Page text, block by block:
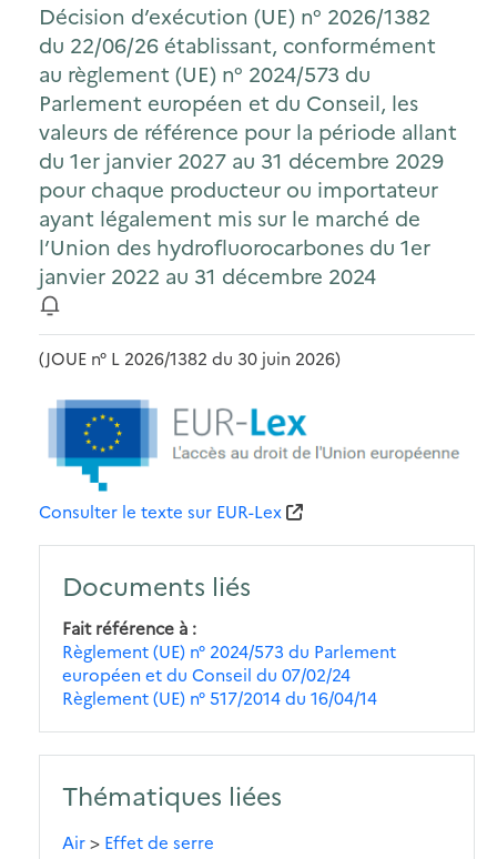
Décision d’exécution (UE) n° 2026/1382
du 22/06/26 établissant, conformément
au règlement (UE) n° 2024/573 du
Parlement européen et du Conseil, les
valeurs de référence pour la période allant
du 1er janvier 2027 au 31 décembre 2029
pour chaque producteur ou importateur
ayant légalement mis sur le marché de
l’Union des hydrofluorocarbones du 1er
janvier 2022 au 31 décembre 2024
(JOUE n° L 2026/1382 du 30 juin 2026)
Consulter le texte sur EUR-Lex
Documents liés
Fait référence à
Règlement (UE) n° 2024/573 du Parlement
européen et du Conseil du 07/02/24
Règlement (UE) n° 517/2014 du 16/04/14
Thématiques liées
Air> Effet de serre